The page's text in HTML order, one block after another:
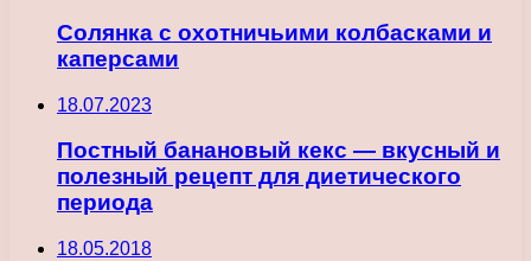
Солянка с охотничьими колбасками и
каперсами
18.07.2023
Постный банановый кекс — вкусный и
полезный рецепт для диетического
периода
18.05.2018